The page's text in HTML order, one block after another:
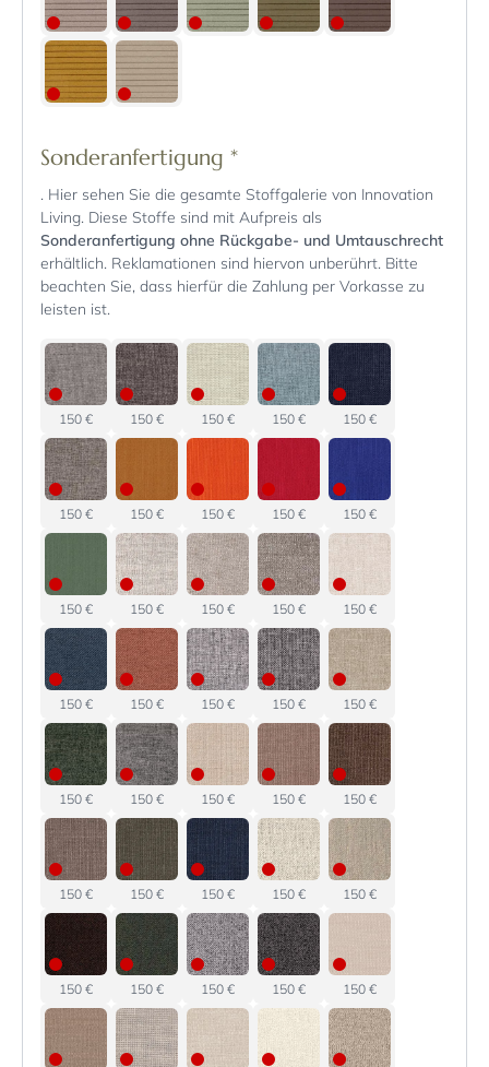
Sonderanfertigung *
. Hier sehen Sie die gesamte Stoffgalerie von Innovation
Living. Diese Stoffe sind mit Aufpreis als
Sonderanfertigung ohne Rückgabe- und Umtauschrecht
erhältlich. Reklamationen sind hiervon unberührt. Bitte
beachten Sie, dass hierfür die Zahlung per Vorkasse zu
leisten ist.
150 € 150 € 150 € 150 € 150 €
150 € 150 € 150 € 150 € 150 €
150 € 150 € 150 € 150 € 150 €
150 € 150 € 150 € 150 € 150 €
150 € 150 € 150 € 150 € 150 €
150 € 150 € 150 € 150 € 150 €
150 € 150 € 150 € 150 € 150 €